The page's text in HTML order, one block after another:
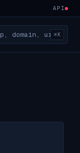
API
⌘K